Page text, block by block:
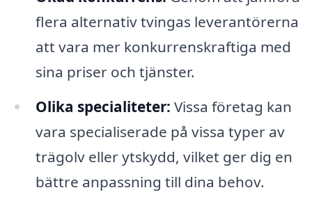
flera alternativ tvingas leverantörerna
att vara mer konkurrenskraftiga med
sina priser och tjänster.
Olika specialiteter: Vissa företag kan
vara specialiserade på vissa typer av
trägolv eller ytskydd, vilket ger dig en
bättre anpassning till dina behov.